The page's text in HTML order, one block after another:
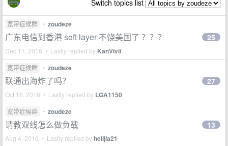
Switch topics list
宽带症候群 • zoudeze
广东电信到香港 soft layer 不饶美国了 ？？？
Dec 11, 2016 • Lastly replied by KanVivii
25
宽带症候群 • zoudeze
联通出海炸了吗？
Oct 16, 2016 • Lastly replied by LGA1150
27
宽带症候群 • zoudeze
请教双线怎么做负载
Aug 4, 2016 • Lastly replied byhelijia21
13